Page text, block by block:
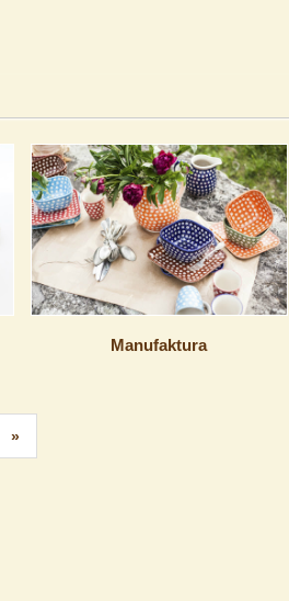
Manufaktura